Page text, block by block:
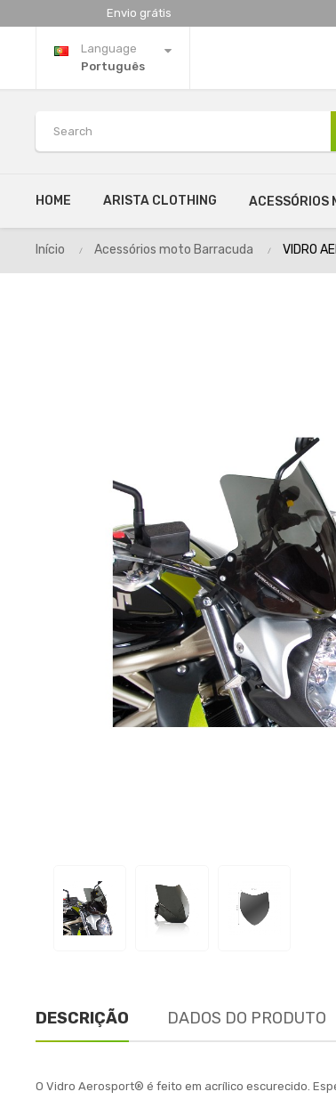
Envio grátis
Language
Português
HOME ARISTA CLOTHING ACESSÓRIOS
Início Acessórios moto Barracuda VIDRO
DESCRIÇÃO DADOS DO PRODUTO
O Vidro Aerosport® é feito em acrílico escurecido.